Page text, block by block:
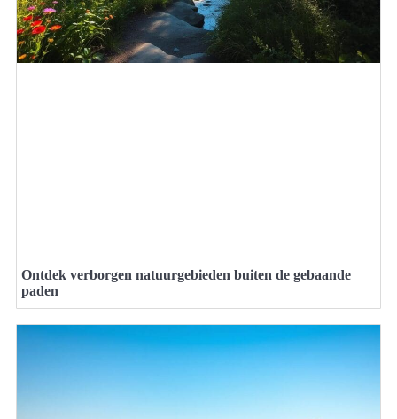
Ontdek verborgen natuurgebieden buiten de gebaande
paden